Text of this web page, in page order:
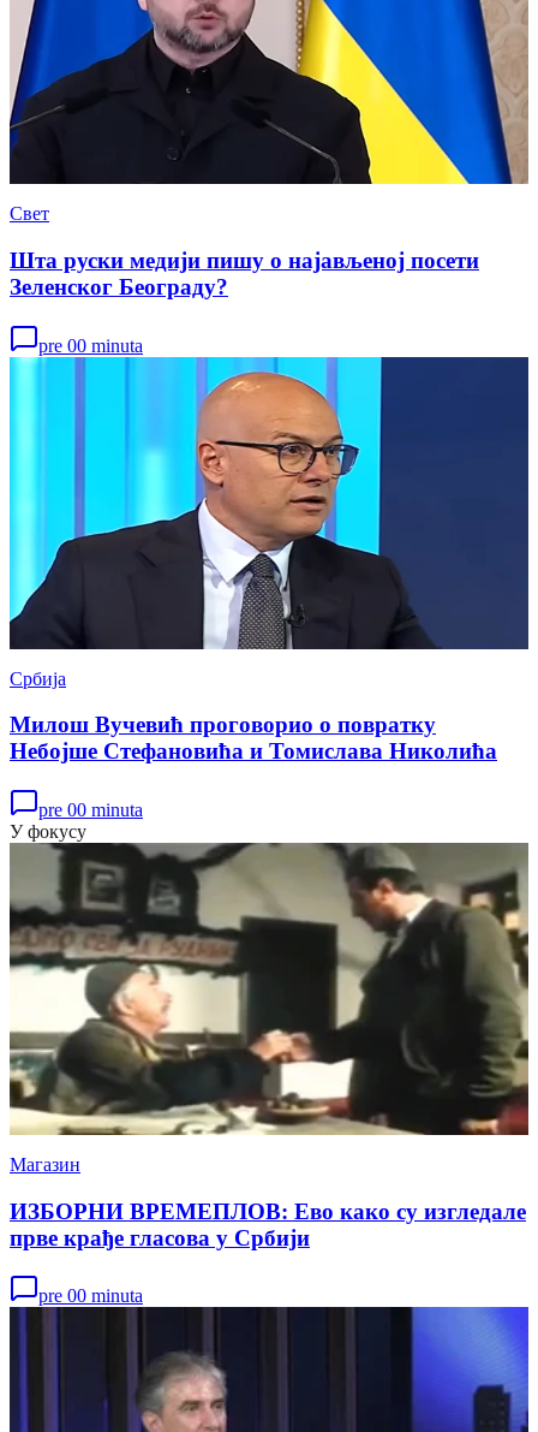
Свет
Шта руски медији пишу о најављеној посети
Зеленског Београду?
pre 00 minuta
Србија
Милош Вучевић проговорио о повратку
Небојше Стефановића и Томислава Николића
pre 00 minuta
У фокусу
Магазин
ИЗБОРНИ ВРЕМЕПЛОВ: Ево како су изгледале
прве крађе гласова у Србији
pre 00 minuta